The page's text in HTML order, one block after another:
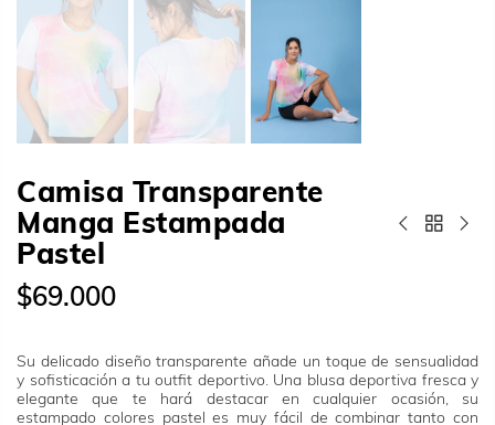
Camisa Transparente
Manga Estampada
Pastel
$69.000
Su delicado diseño transparente añade un toque de sensualidad
y sofisticación a tu outfit deportivo. Una blusa deportiva fresca y
elegante que te hará destacar en cualquier ocasión, su
estampado colores pastel es muy fácil de combinar tanto con